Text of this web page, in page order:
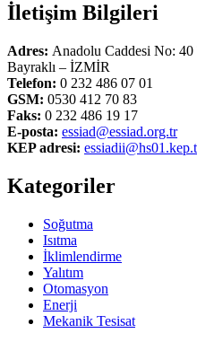
İletişim Bilgileri
Adres: Anadolu Caddesi No:
Bayraklı – İZMİR
Telefon: 0 232 486 07 01
GSM: 0530 412 70 83
Faks: 0 232 486 19 17
E-posta: essiad@essiad.org.tr
KEP adresi:
Kategoriler
Soğutma
Isıtma
İklimlendirme
Yalıtım
Otomasyon
Enerji
Mekanik Tesisat